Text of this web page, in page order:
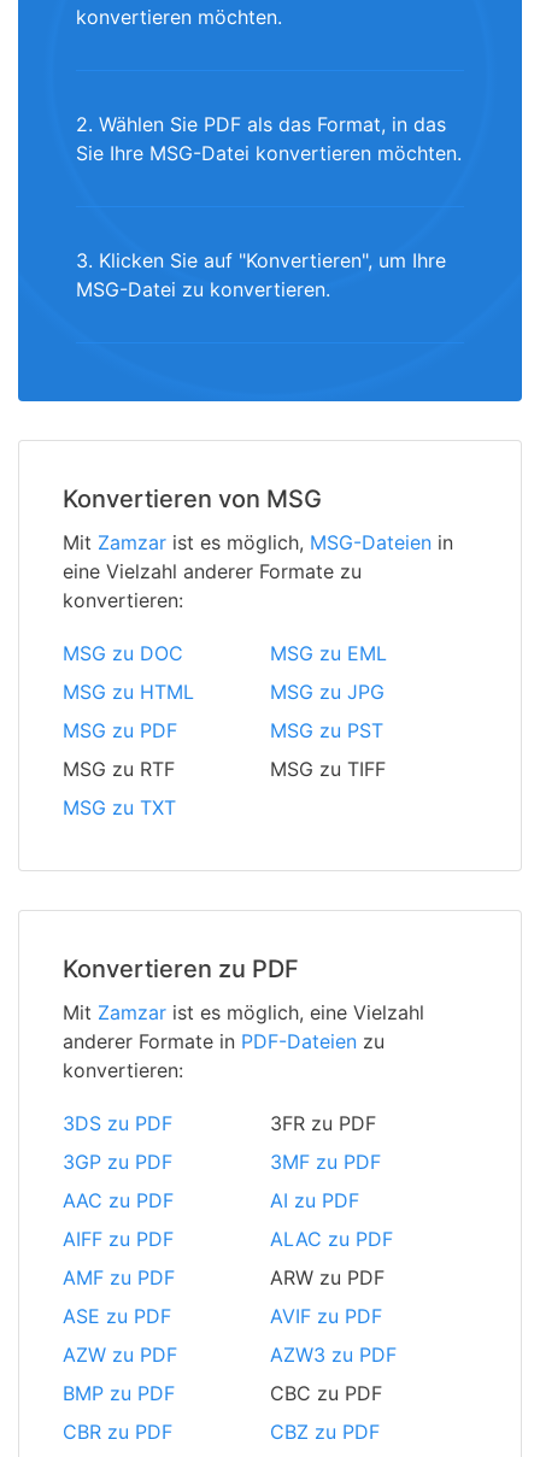
konvertieren möchten.
2. Wählen Sie PDF als das Format, in das
Sie Ihre MSG-Datei konvertieren möchten.
3. Klicken Sie auf "Konvertieren", um Ihre
MSG-Datei zu konvertieren.
Konvertieren von MSG
Mit Zamzar ist es möglich, MSG-Dateien in
eine Vielzahl anderer Formate zu
konvertieren:
MSG zu DOC
MSG zu EML
MSG zu HTML
MSG zu JPG
MSG zu PDF
MSG zu PST
MSG zu RTF
MSG zu TIFF
MSG zu TXT
Konvertieren zu PDF
Mit Zamzar ist es möglich, eine Vielzahl
anderer Formate in PDF-Dateien zu
konvertieren:
3DS zu PDF
3FR zu PDF
3GP zu PDF
3MF zu PDF
AAC zu PDF
AI zu PDF
AIFF zu PDF
ALAC zu PDF
AMF zu PDF
ARW zu PDF
ASE zu PDF
AVIF zu PDF
AZW zu PDF
AZW3 zu PDF
BMP zu PDF
CBC zu PDF
CBR zu PDF
CBZ zu PDF